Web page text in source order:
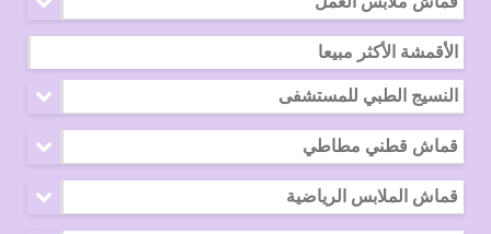
الأقمشة الأكثر مبيعا
النسيج الطبي للمستشفى
قماش قطني مطاطي
قماش الملابس الرياضية